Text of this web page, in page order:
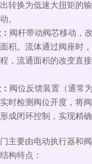
转换为低速大扭矩的
。
阀杆带动阀芯移动，
积。流体通过阀座时
，流通面积的改变直
阀位反馈装置（通常
时检测阀位开度，将
成闭环控制，实现精确
主要由电动执行器和
构特点：